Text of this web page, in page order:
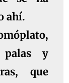
ahí.
palas y
que